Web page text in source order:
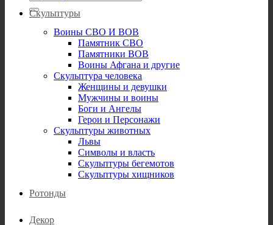
Скульптуры
Воины СВО И ВОВ
Памятник СВО
Памятники ВОВ
Воины Афгана и другие
Скульптура человека
Женщины и девушки
Мужчины и воины
Боги и Ангелы
Герои и Персонажи
Скульптуры животных
Львы
Символы и власть
Скульптуры бегемотов
Скульптуры хищников
Ротонды
Декор